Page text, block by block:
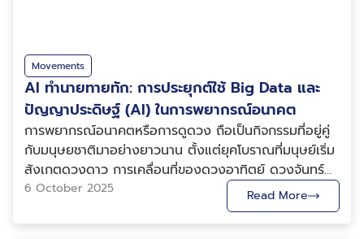
Movements
AI ทำนายทายทัก: การประยุกต์ใช้ Big Data และ
ปัญญาประดิษฐ์ (AI) ในการพยากรณ์อนาคต
การพยากรณ์อนาคตหรือการดูดวง ถือเป็นกิจกรรมที่อยู่คู่
กับมนุษยชาติมาอย่างยาวนาน ตั้งแต่ยุคโบราณที่มนุษย์เริ่ม
สังเกตดวงดาว การเคลื่อนที่ของดวงอาทิตย์ ดวงจันทร์
และดาวเคราะห์ เพื่อนำมาทำนายฤดูกาล การเกษตร ตลอด
จนเหตุการณ์สำคัญในชีวิต เช่น การเกิด การแต่งงาน หรือ
การตัดสินใจทางการเมือง หลักฐานทางโบราณคดีในหลาย
6 October 2025 Read More